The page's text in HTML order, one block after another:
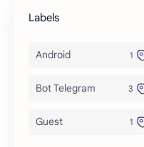
Labels
Android
Bot Telegram
Guest